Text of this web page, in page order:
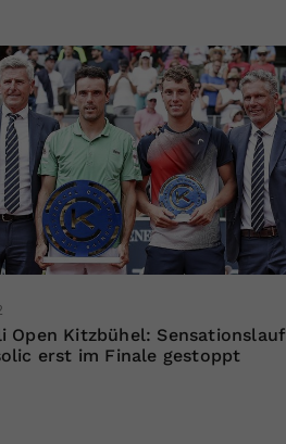
Open Kitzbühel: Sensationslauf
erst im Finale gestoppt